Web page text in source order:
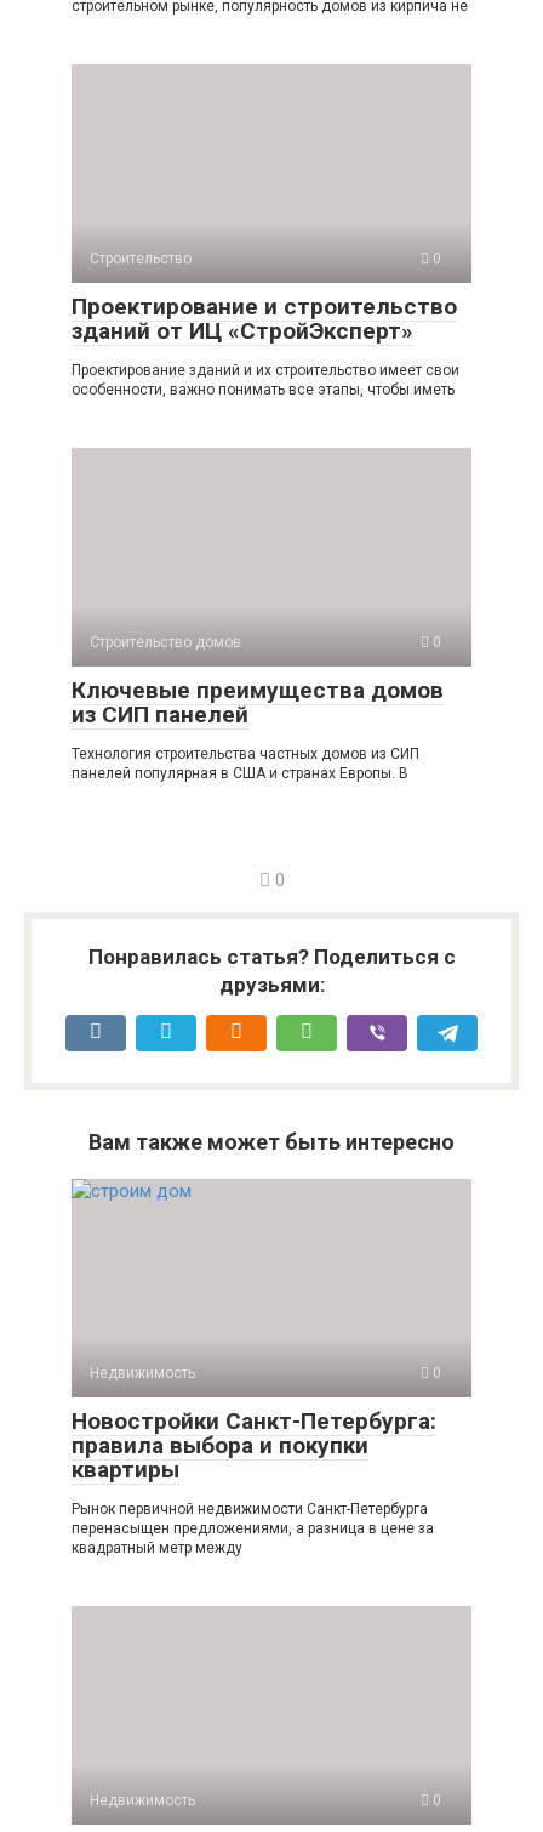
строительном рынке, популярность домов из кирпича не
Строительство 0
Проектирование и строительство
зданий от ИЦ «СтройЭксперт»
Проектирование зданий и их строительство имеет свои
особенности, важно понимать все этапы, чтобы иметь
Строительство домов 0
Ключевые преимущества домов
из СИП панелей
Технология строительства частных домов из СИП
панелей популярная в США и странах Европы. В
0
Понравилась статья? Поделиться с
друзьями:
Вам также может быть интересно
Недвижимость 0
Новостройки Санкт-Петербурга:
правила выбора и покупки
квартиры
Рынок первичной недвижимости Санкт-Петербурга
перенасыщен предложениями, а разница в цене за
квадратный метр между
Недвижимость 0